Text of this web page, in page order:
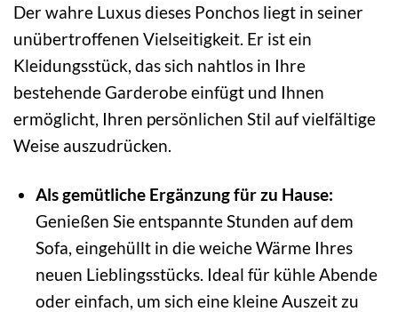
Der wahre Luxus dieses Ponchos liegt in seiner
unübertroffenen Vielseitigkeit. Er ist ein
Kleidungsstück, das sich nahtlos in Ihre
bestehende Garderobe einfügt und Ihnen
ermöglicht, Ihren persönlichen Stil auf vielfältige
Weise auszudrücken.
Als gemütliche Ergänzung für zu Hause:
Genießen Sie entspannte Stunden auf dem
Sofa, eingehüllt in die weiche Wärme Ihres
neuen Lieblingsstücks. Ideal für kühle Abende
oder einfach, um sich eine kleine Auszeit zu